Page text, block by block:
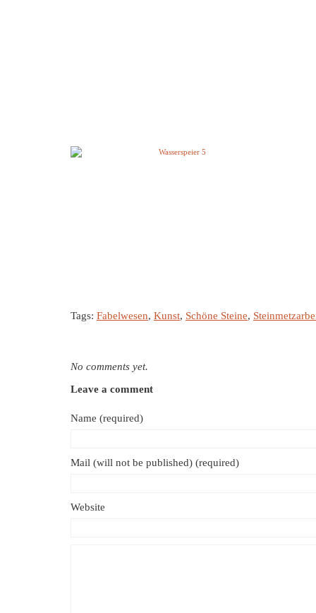
Tags: Fabelwesen, Kunst, Schöne Steine,
No comments yet.
Leave a comment
Name (required)
Mail (will not be published) (required)
Website